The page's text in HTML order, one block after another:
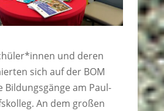
und deren
sich auf der BOM
Bildungsgänge am Paul-
An dem großen